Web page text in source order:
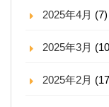
2025年4月 (7)
2025年3月
2025年2月